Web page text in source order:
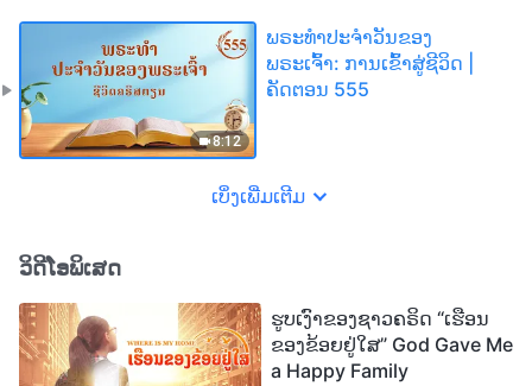
8:12
ພຣະທຳປະຈຳວັນຂອງ
ພຣະເຈົ້າ: ການເຂົ້າສູ່ຊີວິດ |
ຄັດຕອນ 555
ເບິ່ງເພີ່ມເຕີມ
ວິດີໂອພິເສດ
ຮູບເງົາຂອງຊາວຄຣິດ “ເຮືອນ
ຂອງຂ້ອຍຢູ່ໃສ” God Gave Me
a Happy Family